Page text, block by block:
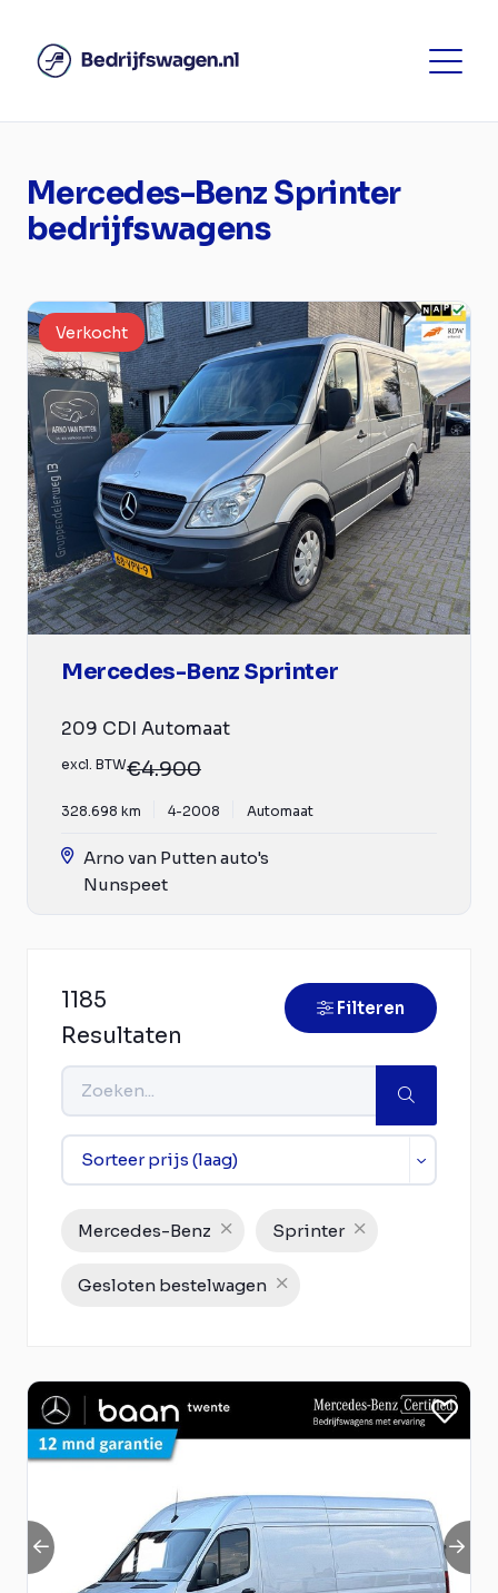
Mercedes-Benz Sprinter
bedrijfswagens
Verkocht
Mercedes-Benz Sprinter
209 CDI Automaat
excl. BTW€4.900
328.698 km 4-2008 Automaat
Arno van Putten auto's
Nunspeet
1185
Resultaten
Filteren
Mercedes-Benz Sprinter
Gesloten bestelwagen